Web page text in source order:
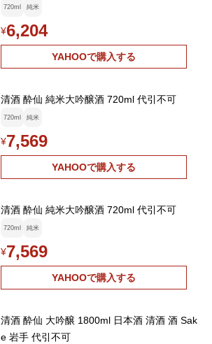
720ml 純米
¥6,204
YAHOOで購入する
清酒 酔仙 純米大吟醸酒 720ml 代引不可
720ml 純米
¥7,569
YAHOOで購入する
清酒 酔仙 純米大吟醸酒 720ml 代引不可
720ml 純米
¥7,569
YAHOOで購入する
清酒 酔仙 大吟醸 1800ml 日本酒 清酒 酒 Sak
e 岩手 代引不可